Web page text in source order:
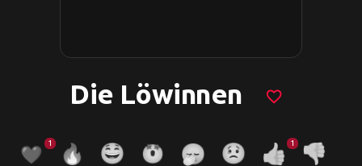
Die Löwinnen favorite_border
1 1